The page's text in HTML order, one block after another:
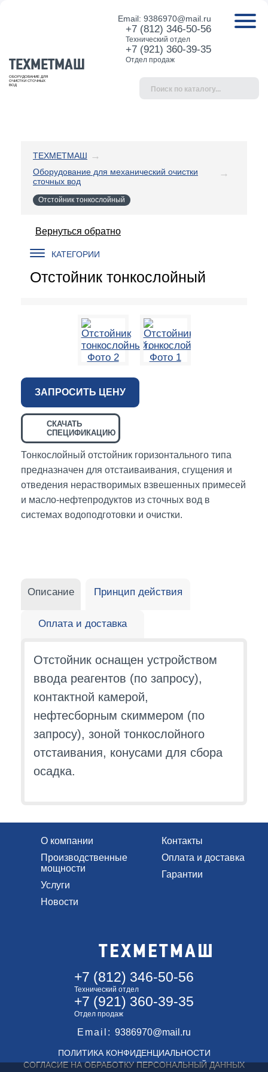
ТЕХМЕТМАШ
ОБОРУДОВАНИЕ ДЛЯ
ОЧИСТКИ СТОЧНЫХ
ВОД
Email: 9386970@mail.ru
+7 (812) 346-50-56
Технический отдел
+7 (921) 360-39-35
Отдел продаж
ТЕХМЕТМАШ
Оборудование для механический очистки
сточных вод
Отстойник тонкослойный
Вернуться обратно
Отстойник тонкослойный
КАТЕГОРИИ
ЗАПРОСИТЬ ЦЕНУ
СКАЧАТЬ
СПЕЦИФИКАЦИЮ
Тонкослойный отстойник горизонтального типа
предназначен для отстаиваивания, сгущения и
отведения нерастворимых взвешенных примесей
и масло-нефтепродуктов из сточных вод в
системах водоподготовки и очистки.
Описание Принцип действия
Оплата и доставка
Отстойник оснащен устройством
ввода реагентов (по запросу),
контактной камерой,
нефтесборным скиммером (по
запросу), зоной тонкослойного
отстаивания, конусами для сбора
осадка.
О компании
Производственные
мощности
Услуги
Новости
Контакты
Оплата и доставка
Гарантии
ТЕХМЕТМАШ
+7 (812) 346-50-56
Технический отдел
+7 (921) 360-39-35
Отдел продаж
Email: 9386970@mail.ru
ПОЛИТИКА КОНФИДЕНЦИАЛЬНОСТИ
СОГЛАСИЕ НА ОБРАБОТКУ ПЕРСОНАЛЬНЫЙ ДАННЫХ